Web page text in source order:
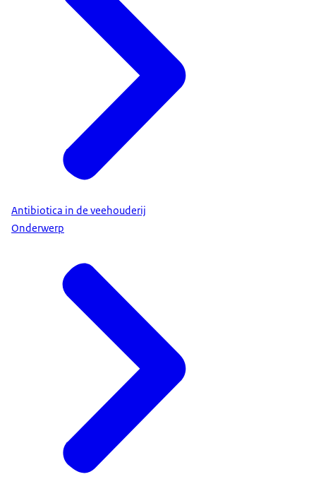
Antibiotica in de veehouderij
Onderwerp